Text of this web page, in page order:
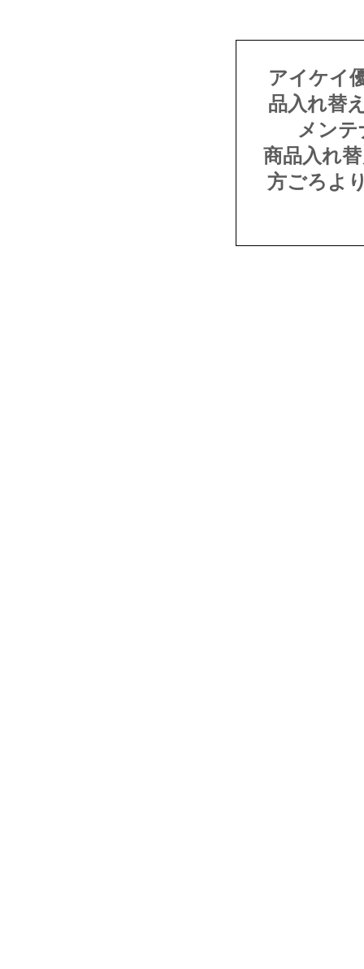
アイケイ
品入れ替
メン
商品入れ
方ごろよ